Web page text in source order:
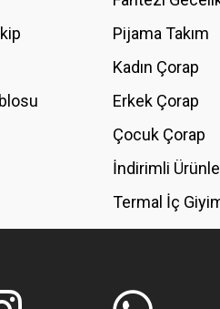
Pijama Takım
Kadın Çorap
Erkek Çorap
Çocuk Çorap
İndirimli
Termal İç